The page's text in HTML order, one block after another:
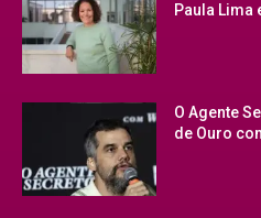
Paula Lima
O Agente
de Ouro